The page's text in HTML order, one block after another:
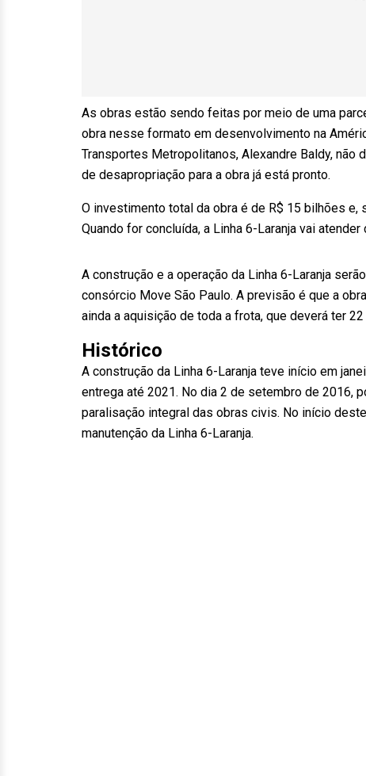
As obras estão sendo feitas por meio de uma
obra nesse formato em desenvolvimento na
Transportes Metropolitanos, Alexandre Baldy,
de desapropriação para a obra já está pronto.
O investimento total da obra é de R$ 15 bilhões
Quando for concluída, a Linha 6-Laranja vai
A construção e a operação da Linha 6-Laranja
consórcio Move São Paulo. A previsão é que a
ainda a aquisição de toda a frota, que deverá ter 22
Histórico
A construção da Linha 6-Laranja teve início em
entrega até 2021. No dia 2 de setembro de 2016,
paralisação integral das obras civis. No início
manutenção da Linha 6-Laranja.